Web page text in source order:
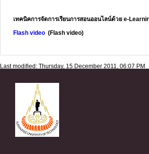
เทคนิคการจัดการเรียนการสอนออนไลน์ด้วย e-
Flash video (Flash video)
Last modified: Thursday, 15 December 2011, 06:07 PM